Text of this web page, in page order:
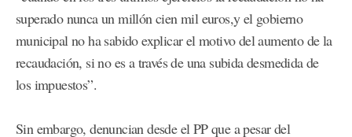
superado nunca un millón cien mil euros,y el gobierno
municipal no ha sabido explicar el motivo del aumento de la
recaudación, si no es a través de una subida desmedida de
los impuestos”.
Sin embargo, denuncian desde el PP que a pesar del